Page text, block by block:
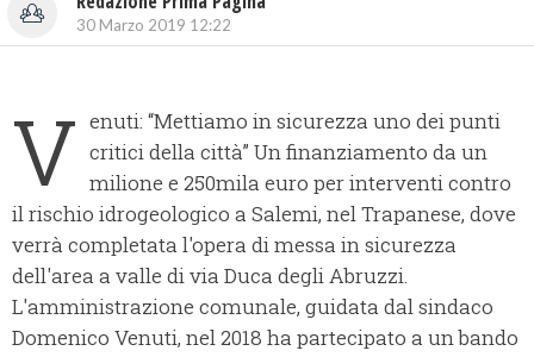
30 Marzo 2019 12:22
V enuti: “Mettiamo in sicurezza uno dei punti
critici della città” Un finanziamento da un
milione e 250mila euro per interventi contro
il rischio idrogeologico a Salemi, nel Trapanese, dove
verrà completata l'opera di messa in sicurezza
dell'area a valle di via Duca degli Abruzzi.
L'amministrazione comunale, guidata dal sindaco
Domenico Venuti, nel 2018 ha partecipato a un bando